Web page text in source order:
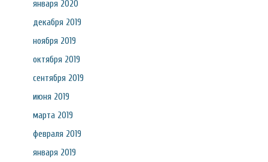
января 2020
декабря 2019
ноября 2019
октября 2019
сентября 2019
июня 2019
марта 2019
февраля 2019
января 2019